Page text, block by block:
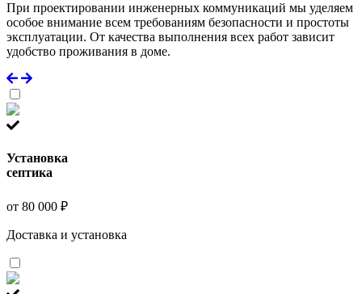
При проектировании инженерных коммуникаций мы уделяем
особое внимание всем требованиям безопасности и простоты
эксплуатации. От качества выполнения всех работ зависит
удобство проживания в доме.
Установка
септика
от 80 000 ₽
Доставка и установка